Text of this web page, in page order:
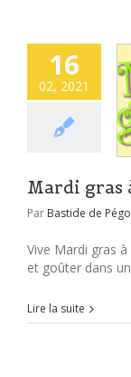
16
02, 2021
Mardi gras
Par Bastide de
Vive Mardi gras
et goûter dans
Lire la suite